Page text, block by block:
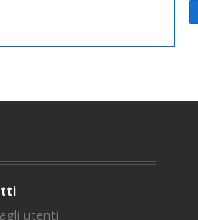
utenti